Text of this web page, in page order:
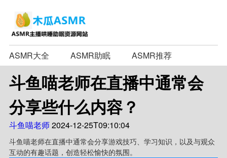
ASMR大全 ASMR助眠 ASMR推荐
斗鱼喵老师在直播中通常会
分享些什么内容？
斗鱼喵老师2024-12-25T09:10:04
斗鱼喵老师在直播中通常会分享游戏技巧、学习知识，以及与观众
互动的有趣话题，创造轻松愉快的氛围。